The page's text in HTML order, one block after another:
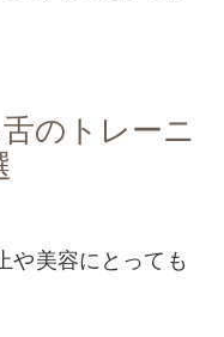
のトレーニ
や美容にとっても